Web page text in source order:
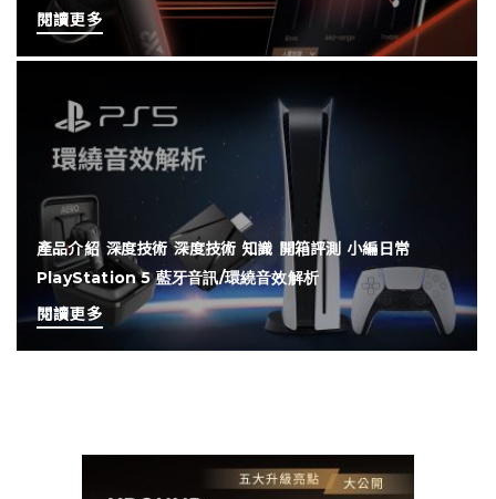
閱讀更多
產品介紹 深度技術 深度技術 知識 開箱評測 小編日常
PlayStation 5 藍牙音訊/環繞音效解析
閱讀更多